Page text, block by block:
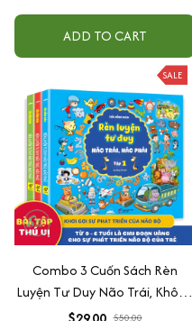
ADD TO CART
SALE
Combo 3 Cuốn Sách Rèn
Luyện Tư Duy Não Trái, Không
Não Phải - Đánh Thức Tiềm
$50.00